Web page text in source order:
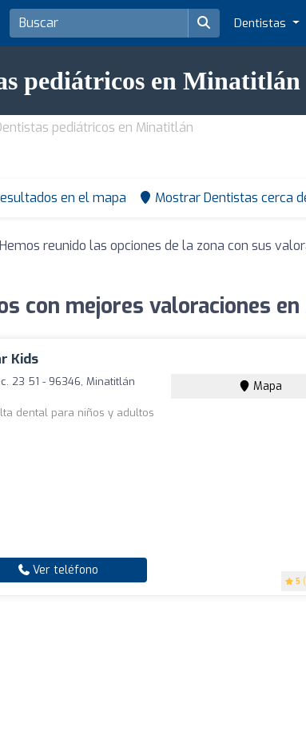
Dentistas
pediátricos en Minatitlán
pediátricos en Minatitlán
en el mapa Mostrar Dentistas cerca
reunido las opciones de la zona con sus
con mejores valoraciones
Kids
5
23 51 - 96346, Minatitlán Mapa
dental para niños y adultos
Ver teléfono